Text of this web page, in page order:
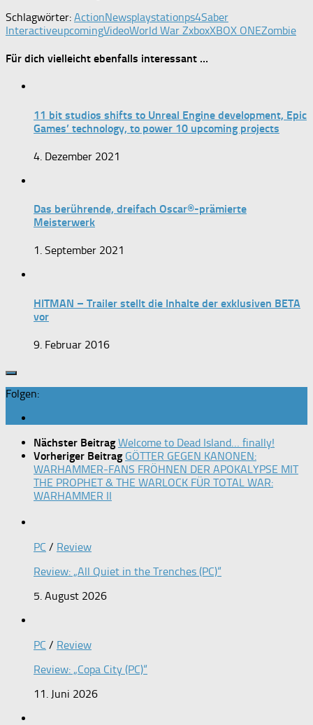
Schlagwörter: ActionNewsplaystationps4Saber
InteractiveupcomingVideoWorld War ZxboxXBOX ONEZombie
Für dich vielleicht ebenfalls interessant …
11 bit studios shifts to Unreal Engine development, Epic
Games’ technology, to power 10 upcoming projects
4. Dezember 2021
Das berührende, dreifach Oscar®-prämierte
Meisterwerk
1. September 2021
HITMAN – Trailer stellt die Inhalte der exklusiven BETA
vor
9. Februar 2016
Folgen:
Nächster Beitrag Welcome to Dead Island… finally!
Vorheriger Beitrag GÖTTER GEGEN KANONEN:
WARHAMMER-FANS FRÖHNEN DER APOKALYPSE MIT
THE PROPHET & THE WARLOCK FÜR TOTAL WAR:
WARHAMMER II
PC / Review
Review: „All Quiet in the Trenches (PC)“
5. August 2026
PC / Review
Review: „Copa City (PC)“
11. Juni 2026